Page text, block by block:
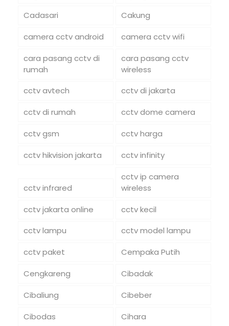
Cadasari
Cakung
camera cctv android
camera cctv wifi
cara pasang cctv di
rumah
cara pasang cctv
wireless
cctv avtech
cctv di jakarta
cctv di rumah
cctv dome camera
cctv gsm
cctv harga
cctv hikvision jakarta
cctv infinity
cctv infrared
cctv ip camera
wireless
cctv jakarta online
cctv kecil
cctv lampu
cctv model lampu
cctv paket
Cempaka Putih
Cengkareng
Cibadak
Cibaliung
Cibeber
Cibodas
Cihara